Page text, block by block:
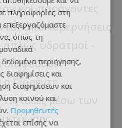
παράγοντες
από κυβερνήσεις
απλώς υδρατμοί -
διαψευσθεί
Γιορέντε
ιδέες μέσω των
πληροφορίες στη
επεξεργαζόμαστε
όπως τη
περιήγησης,
διαφημίσεις και
διαφημίσεων και
κοινού και
Προμηθευτές
επίσης να